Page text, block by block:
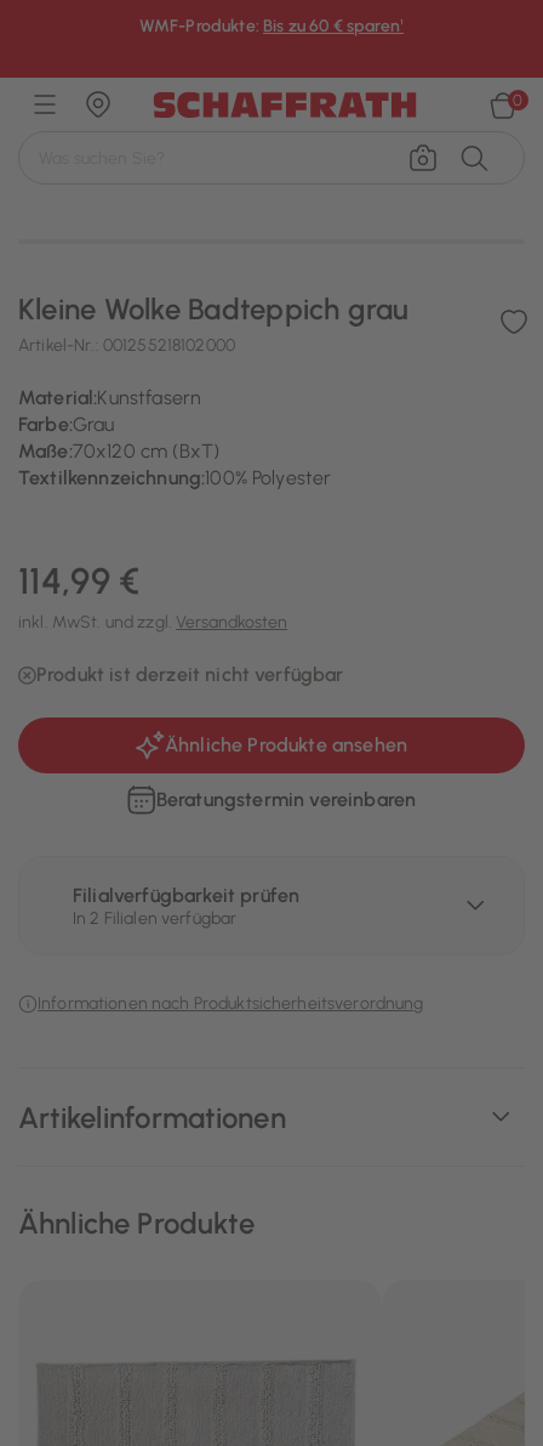
WMF-Produkte: Bis zu 60 € sparen¹
0
Artikelinformationen
Kleine Wolke Badteppich grau
Artikel-Nr.: 001255218102000
Material:Kunstfasern
Farbe:Grau
Maße:70x120 cm (BxT)
Textilkennzeichnung:100% Polyester
114,99 €
inkl. MwSt. und zzgl. Versandkosten
Produkt ist derzeit nicht verfügbar
Ähnliche Produkte ansehen
Beratungstermin vereinbaren
Filialverfügbarkeit prüfen
In 2 Filialen verfügbar
Informationen nach Produktsicherheitsverordnung